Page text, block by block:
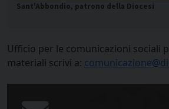
Sant'Abbondio, patrono della Diocesi
Ufficio per le comunicazioni sociali
materiali scrivi a: